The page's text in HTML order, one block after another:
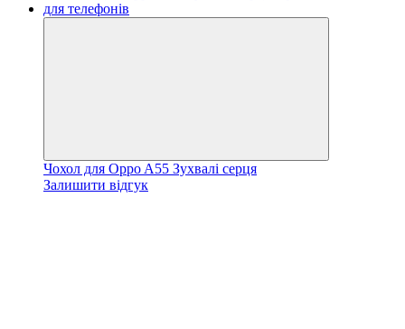
Чохол для Oppo A55 Зухвалі серця
Залишити відгук